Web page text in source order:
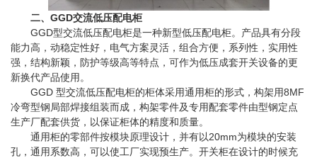
二、GGD交流低压配电柜
GGD型交流低压配电柜是一种新型低压配电柜。产品具有分段
能力高，动稳定性好，电气方案灵活，组合方便，系列性，实用性
强，结构新颖，防护等级高等特点，可作为低压成套开关设备的更
新换代产品使用。
GGD 型交流低压配电柜的柜体采用通用柜的形式，构架用8MF
冷弯型钢局部焊接组装而成，构架零件及专用配套零件由型钢定点
生产厂配套供货，以保证柜体的精度和质量。
通用柜的零部件按模块原理设计，并有以20mm为模块的安装
孔，通用系数高，可以使工厂实现预生产。开关柜在设计的时候充